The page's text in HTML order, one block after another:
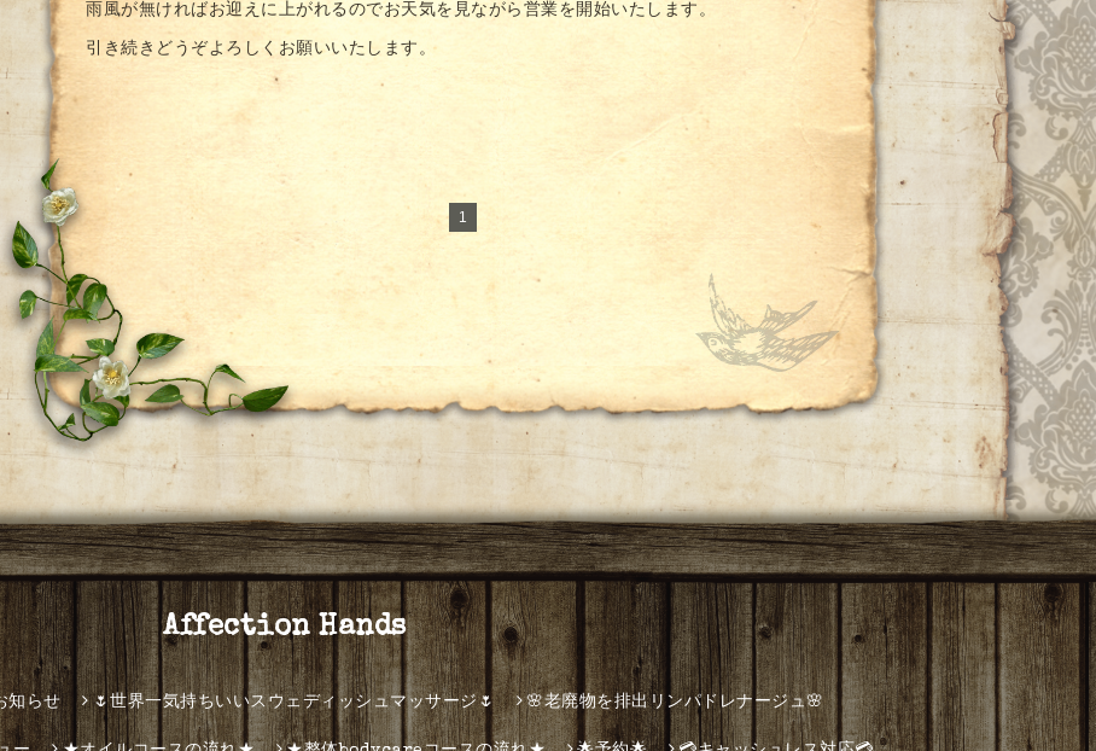
雨風が無ければお迎えに上がれるのでお天気を見ながら営業を開始いたします。
引き続きどうぞよろしくお願いいたします。
1
Affection Hands
知らせ 🌷世界一気持ちいいスウェディッシュマッサージ🌷 🌸老廃物を排出リンパドレナージュ🌸